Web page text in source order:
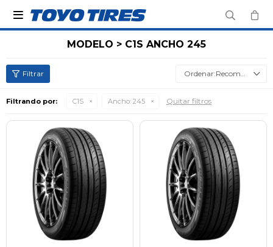

MODELO > C1S ANCHO 245
Recomendados
Filtrando por: C1S Ancho: 245 Quitar filtros